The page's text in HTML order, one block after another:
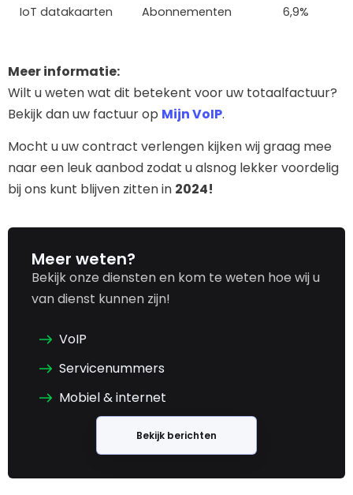
IoT datakaarten Abonnementen 6,9%
Meer informatie:
Wilt u weten wat dit betekent voor uw totaalfactuur?
Bekijk dan uw factuur op Mijn VoIP.
Mocht u uw contract verlengen kijken wij graag mee
naar een leuk aanbod zodat u alsnog lekker voordelig
bij ons kunt blijven zitten in 2024!
Meer weten?
Bekijk onze diensten en kom te weten hoe wij u
van dienst kunnen zijn!
VoIP
Servicenummers
Mobiel & internet
Bekijk berichten